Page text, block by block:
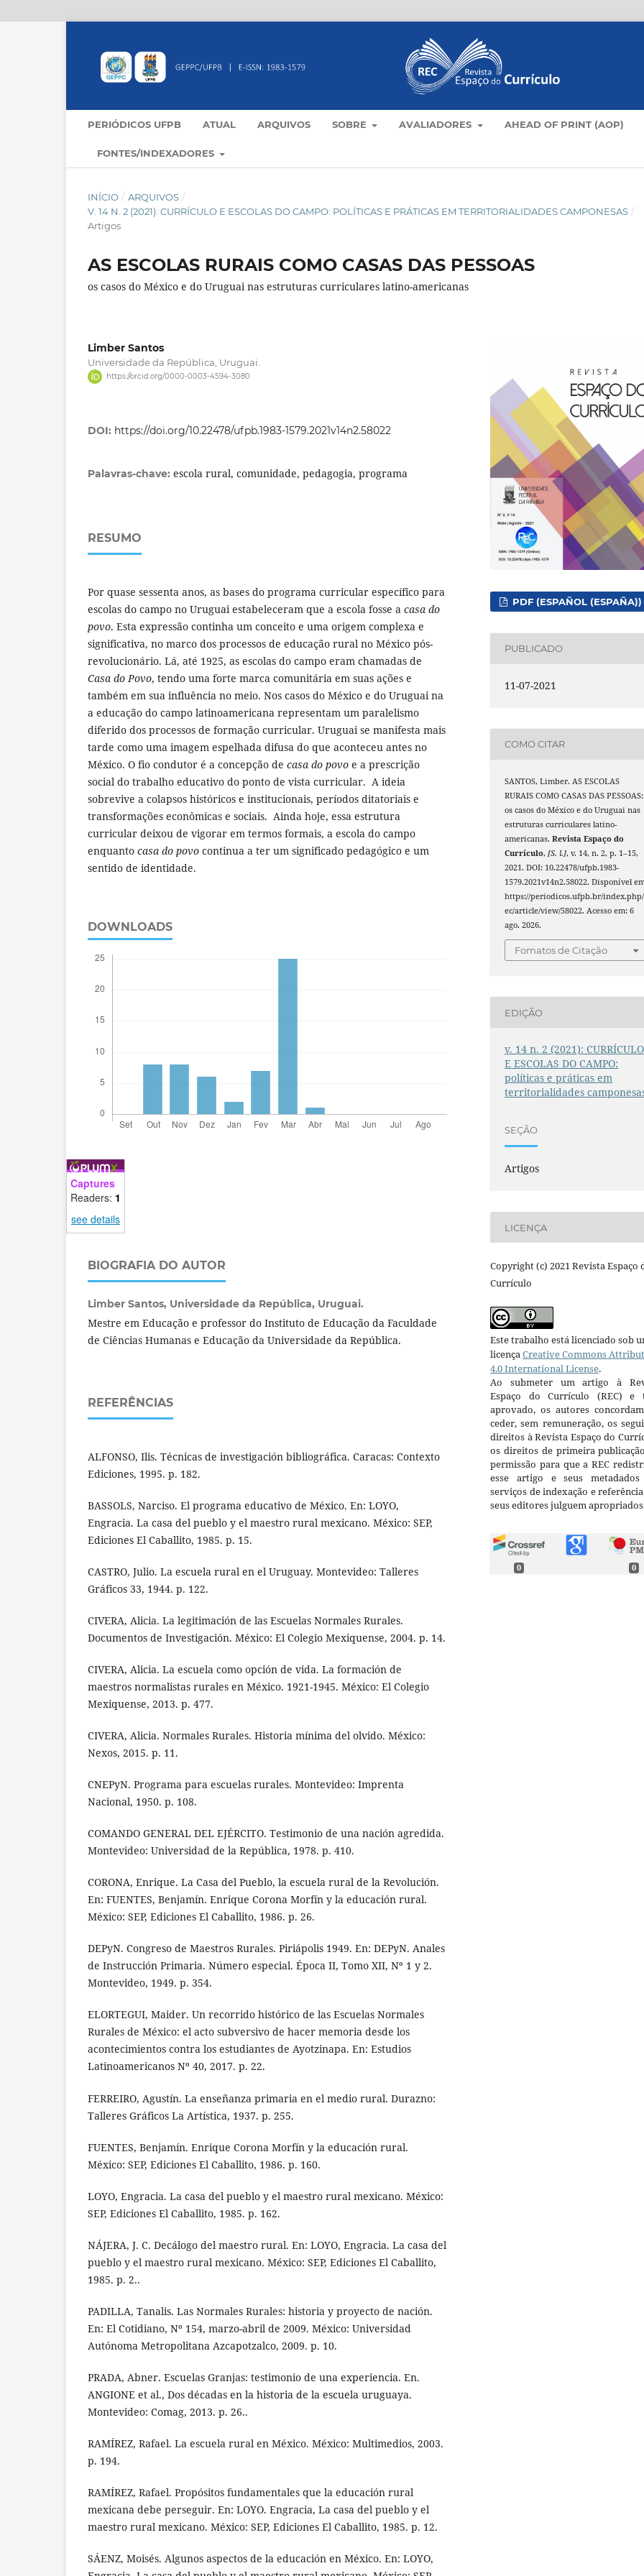
PERIÓDICOS UFPB ATUAL ARQUIVOS SOBRE AVALIADORES AHEAD OF PRINT (AOP)
FONTES/INDEXADORES
INÍCIO / ARQUIVOS /
V. 14 N. 2 (2021): CURRÍCULO E ESCOLAS DO CAMPO: POLÍTICAS E PRÁTICAS EM TERRITORIALIDADES CAMPONESAS /
Artigos
AS ESCOLAS RURAIS COMO CASAS DAS PESSOAS
os casos do México e do Uruguai nas estruturas curriculares latino-americanas
Limber Santos
Universidade da República, Uruguai.
https://orcid.org/0000-0003-4594-3080
DOI: https://doi.org/10.22478/ufpb.1983-1579.2021v14n2.58022
Palavras-chave: escola rural, comunidade, pedagogia, programa
RESUMO
Por quase sessenta anos, as bases do programa curricular específico para
escolas do campo no Uruguai estabeleceram que a escola fosse a casa do
povo. Esta expressão continha um conceito e uma origem complexa e
significativa, no marco dos processos de educação rural no México pós-
revolucionário. Lá, até 1925, as escolas do campo eram chamadas de
Casa do Povo, tendo uma forte marca comunitária em suas ações e
também em sua influência no meio. Nos casos do México e do Uruguai na
a educação do campo latinoamericana representam um paralelismo
diferido dos processos de formação curricular. Uruguai se manifesta mais
tarde como uma imagem espelhada difusa do que aconteceu antes no
México. O fio condutor é a concepção de casa do povo e a prescrição
social do trabalho educativo do ponto de vista curricular. A ideia
sobrevive a colapsos históricos e institucionais, períodos ditatoriais e
transformações econômicas e sociais. Ainda hoje, essa estrutura
curricular deixou de vigorar em termos formais, a escola do campo
enquanto casa do povo continua a ter um significado pedagógico e um
sentido de identidade.
DOWNLOADS
Captures
Readers: 1
see details
BIOGRAFIA DO AUTOR
Limber Santos, Universidade da República, Uruguai.
Mestre em Educação e professor do Instituto de Educação da Faculdade
de Ciências Humanas e Educação da Universidade da República.
REFERÊNCIAS
ALFONSO, Ilis. Técnicas de investigación bibliográfica. Caracas: Contexto
Ediciones, 1995. p. 182.
BASSOLS, Narciso. El programa educativo de México. En: LOYO,
Engracia. La casa del pueblo y el maestro rural mexicano. México: SEP,
Ediciones El Caballito, 1985. p. 15.
CASTRO, Julio. La escuela rural en el Uruguay. Montevideo: Talleres
Gráficos 33, 1944. p. 122.
CIVERA, Alicia. La legitimación de las Escuelas Normales Rurales.
Documentos de Investigación. México: El Colegio Mexiquense, 2004. p. 14.
CIVERA, Alicia. La escuela como opción de vida. La formación de
maestros normalistas rurales en México. 1921-1945. México: El Colegio
Mexiquense, 2013. p. 477.
CIVERA, Alicia. Normales Rurales. Historia mínima del olvido. México:
Nexos, 2015. p. 11.
CNEPyN. Programa para escuelas rurales. Montevideo: Imprenta
Nacional, 1950. p. 108.
COMANDO GENERAL DEL EJÉRCITO. Testimonio de una nación agredida.
Montevideo: Universidad de la República, 1978. p. 410.
CORONA, Enrique. La Casa del Pueblo, la escuela rural de la Revolución.
En: FUENTES, Benjamín. Enrique Corona Morfín y la educación rural.
México: SEP, Ediciones El Caballito, 1986. p. 26.
DEPyN. Congreso de Maestros Rurales. Piriápolis 1949. En: DEPyN. Anales
de Instrucción Primaria. Número especial. Época II, Tomo XII, Nº 1 y 2.
Montevideo, 1949. p. 354.
ELORTEGUI, Maider. Un recorrido histórico de las Escuelas Normales
Rurales de México: el acto subversivo de hacer memoria desde los
acontecimientos contra los estudiantes de Ayotzinapa. En: Estudios
Latinoamericanos Nº 40, 2017. p. 22.
FERREIRO, Agustín. La enseñanza primaria en el medio rural. Durazno:
Talleres Gráficos La Artística, 1937. p. 255.
FUENTES, Benjamín. Enrique Corona Morfín y la educación rural.
México: SEP, Ediciones El Caballito, 1986. p. 160.
LOYO, Engracia. La casa del pueblo y el maestro rural mexicano. México:
SEP, Ediciones El Caballito, 1985. p. 162.
NÁJERA, J. C. Decálogo del maestro rural. En: LOYO, Engracia. La casa del
pueblo y el maestro rural mexicano. México: SEP, Ediciones El Caballito,
1985. p. 2..
PADILLA, Tanalis. Las Normales Rurales: historia y proyecto de nación.
En: El Cotidiano, Nº 154, marzo-abril de 2009. México: Universidad
Autónoma Metropolitana Azcapotzalco, 2009. p. 10.
PRADA, Abner. Escuelas Granjas: testimonio de una experiencia. En.
ANGIONE et al., Dos décadas en la historia de la escuela uruguaya.
Montevideo: Comag, 2013. p. 26..
RAMÍREZ, Rafael. La escuela rural en México. México: Multimedios, 2003.
p. 194.
RAMÍREZ, Rafael. Propósitos fundamentales que la educación rural
mexicana debe perseguir. En: LOYO. Engracia, La casa del pueblo y el
maestro rural mexicano. México: SEP, Ediciones El Caballito, 1985. p. 12.
SÁENZ, Moisés. Algunos aspectos de la educación en México. En: LOYO,
PDF (ESPAÑOL (ESPAÑA))
PUBLICADO
11-07-2021
COMO CITAR
SANTOS, Limber. AS ESCOLAS
RURAIS COMO CASAS DAS PESSOAS:
os casos do México e do Uruguai nas
estruturas curriculares latino-
americanas.Revista Espaço do
Currículo,[S. l.], v. 14, n. 2, p. 1–15,
2021. DOI: 10.22478/ufpb.1983-
1579.2021v14n2.58022. Disponível
https://periodicos.ufpb.br/
ec/article/view/58022. Acesso em: 6
ago. 2026.
Fomatos de Citação
EDIÇÃO
v. 14 n. 2 (2021): CURRÍCULO
E ESCOLAS DO CAMPO:
políticas e práticas em
territorialidades
SEÇÃO
Artigos
LICENÇA
Copyright (c) 2021 Revista Espaço
Currículo
Este trabalho está licenciado sob
licença Creative Commons
4.0 International License.
Ao submeter um artigo à
Espaço do Currículo (REC) e
aprovado, os autores
ceder, sem remuneração, os
direitos à Revista Espaço do
os direitos de primeira
permissão para que a REC
esse artigo e seus metadados
serviços de indexação e
seus editores julguem
0 0